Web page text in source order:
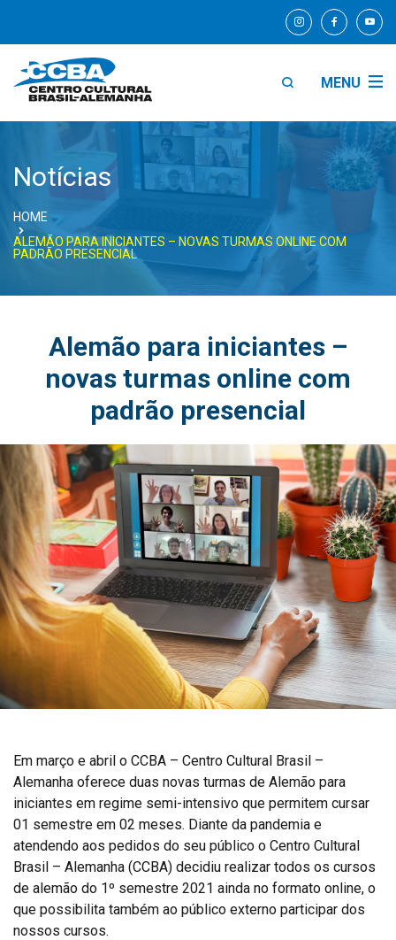
MENU
Notícias
HOME
ALEMÃO PARA INICIANTES – NOVAS TURMAS ONLINE COM
PADRÃO PRESENCIAL
Alemão para iniciantes –
novas turmas online com
padrão presencial
Em março e abril o CCBA – Centro Cultural Brasil –
Alemanha oferece duas novas turmas de Alemão para
iniciantes em regime semi-intensivo que permitem cursar
01 semestre em 02 meses. Diante da pandemia e
atendendo aos pedidos do seu público o Centro Cultural
Brasil – Alemanha (CCBA) decidiu realizar todos os cursos
de alemão do 1º semestre 2021 ainda no formato online, o
que possibilita também ao público externo participar dos
nossos cursos.